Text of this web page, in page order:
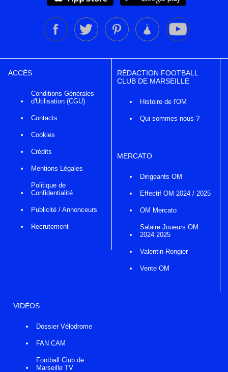
ACCÈS
Conditions Générales
d'Utilisation (CGU)
Contacts
Cookies
Crédits
Mentions Légales
Politique de
Confidentialité
Publicité / Annonceurs
Recrutement
RÉDACTION FOOTBALL
CLUB DE MARSEILLE
Histoire de l'OM
Qui sommes nous ?
MERCATO
Dirigeants OM
Effectif OM 2024 / 2025
OM Mercato
Salaire Joueurs OM
2024 2025
Valentin Rongier
Vente OM
VIDÉOS
Dossier Vélodrome
FAN CAM
Football Club de
Marseille TV